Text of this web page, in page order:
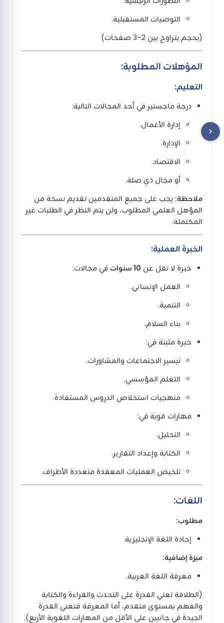
التوصيات المستقبلية.
(بحجم يتراوح بين 2–3 صفحات)
المؤهلات المطلوبة:
التعليم:
درجة ماجستير في أحد المجالات التالية:
إدارة الأعمال.
الإدارة.
الاقتصاد.
أو مجال ذي صلة.
ملاحظة: يجب على جميع المتقدمين تقديم نسخة من
المؤهل العلمي المطلوب، ولن يتم النظر في الطلبات غير
المكتملة.
الخبرة العملية:
خبرة لا تقل عن 10 سنوات
في مجالات:
العمل الإنساني.
التنمية.
بناء السلام.
خبرة مثبتة في:
تيسير الاجتماعات والمشاورات.
التعلم المؤسسي.
منهجيات استخلاص الدروس المستفادة.
مهارات قوية في:
التحليل.
الكتابة وإعداد التقارير.
تلخيص العمليات المعقدة متعددة الأطراف.
اللغات:
مطلوب:
إجادة اللغة الإنجليزية.
ميزة إضافية:
معرفة اللغة العربية.
(الطلاقة تعني القدرة على التحدث والقراءة والكتابة
والفهم بمستوى متقدم، أما المعرفة فتعني القدرة
الجيدة في جانبين على الأقل من المهارات اللغوية الأربع).